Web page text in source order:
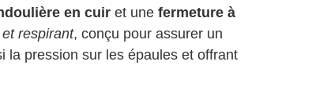
en cuir et une fermeture à
respirant, conçu pour assurer un
la pression sur les épaules et offrant